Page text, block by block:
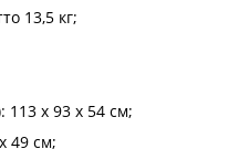
13,5 кг;
х 93 х 54 см;
49 см;